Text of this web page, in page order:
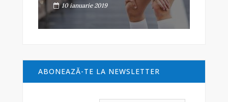
10 ianuarie 2019
ABONEAZĂ-TE LA NEWSLETTER